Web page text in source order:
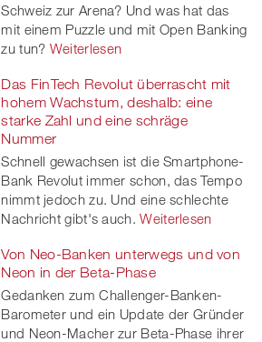
Schweiz zur Arena? Und was hat das
mit einem Puzzle und mit Open Banking
zu tun? Weiterlesen
Das FinTech Revolut überrascht mit
hohem Wachstum, deshalb: eine
starke Zahl und eine schräge
Nummer
Schnell gewachsen ist die Smartphone-
Bank Revolut immer schon, das Tempo
nimmt jedoch zu. Und eine schlechte
Nachricht gibt's auch. Weiterlesen
Von Neo-Banken unterwegs und von
Neon in der Beta-Phase
Gedanken zum Challenger-Banken-
Barometer und ein Update der Gründer
und Neon-Macher zur Beta-Phase ihrer